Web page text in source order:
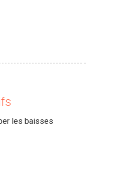
les baisses